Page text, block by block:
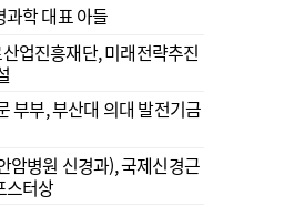
학 대표 아들
업진흥재단, 미래전략추진
부부, 부산대 의대 발전기금
암병원 신경과), 국제신경근
스터상